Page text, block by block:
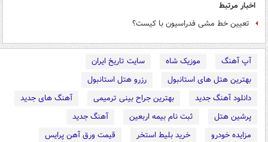
اخبار مرتبط
تعیین خط مشی فدراسیون با کیست؟
آپ آهنگ موزیک شاه
سایت تاریخ ایران
بهترین هتل های استانبول
رزرو هتل استانبول
دانلود آهنگ جدید
بهترین جراح بینی ترمیمی
آهنگ های جدید
پرشین هتل
ثبت نام بیمه اربعین
آهنگ جدید
مزایده خودرو
خرید بلیط استخر
قیمت ورق آهن پرایس